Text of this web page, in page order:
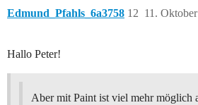
Edmund_Pfahls_6a3758 11.
12
Hallo Peter!
Aber mit Paint ist viel mehr möglich